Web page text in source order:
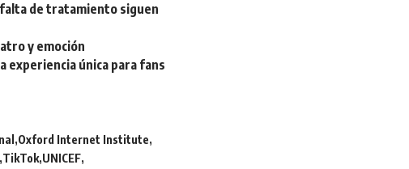
de tratamiento siguen
y emoción
experiencia única para fans
Oxford Internet Institute
TikTok UNICEF